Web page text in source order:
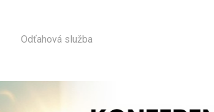
Odťahová služba